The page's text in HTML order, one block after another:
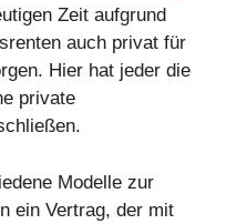
Zeit aufgrund
auch privat für
Hier hat jeder die
private
Modelle zur
ein Vertrag, der mit